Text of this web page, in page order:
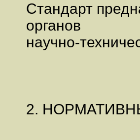
Стандарт
органов
научно-
2.